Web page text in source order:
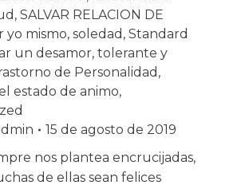
, SALVAR RELACION DE
yo mismo, soledad , Standard
un desamor, tolerante y
de Personalidad ,
estado de animo,
15 de agosto de 2019
nos plantea encrucijadas,
de ellas sean felices